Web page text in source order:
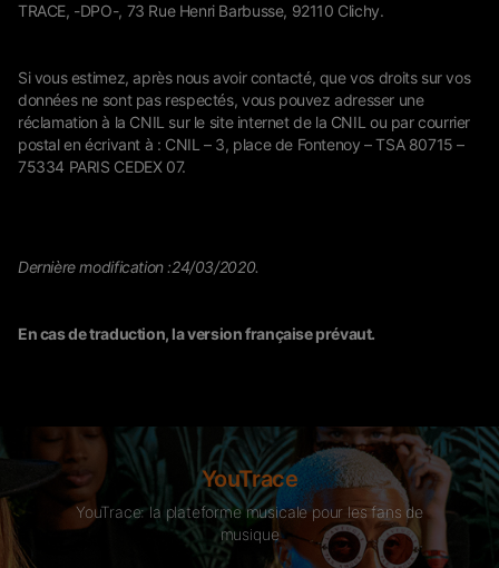
TRACE, -DPO-, 73 Rue Henri Barbusse, 92110 Clichy.
Si vous estimez, après nous avoir contacté, que vos droits sur vos
données ne sont pas respectés, vous pouvez adresser une
réclamation à la CNIL sur le site internet de la CNIL ou par courrier
postal en écrivant à : CNIL – 3, place de Fontenoy – TSA 80715 –
75334 PARIS CEDEX 07.
Dernière modification :24/03/2020.
En cas de traduction, la version française prévaut.
YouTrace
YouTrace: la plateforme musicale pour les fans de
musique